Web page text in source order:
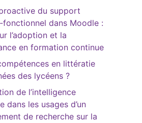
du support
dans Moodle :
l’adoption et la
en formation continue
en littératie
des lycéens ?
de l’intelligence
dans les usages d’un
de recherche sur la